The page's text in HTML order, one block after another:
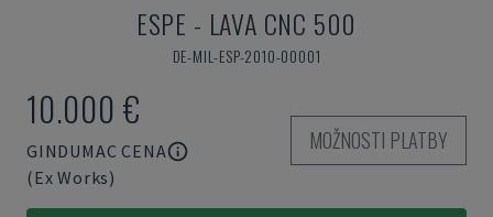
ESPE - LAVA CNC 500
DE-MIL-ESP-2010-00001
10.000 €
GINDUMAC CENA
(Ex Works)
MOŽNOSTI PLATBY